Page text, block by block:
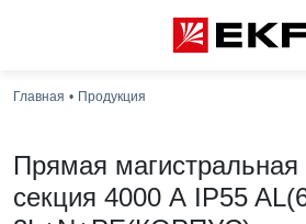
Главная Продукция
Прямая магистральная
секция 4000 А IP55